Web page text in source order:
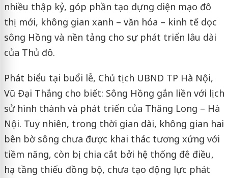
nhiều thập kỷ, góp phần tạo dựng diện mạo đô
thị mới, không gian xanh – văn hóa – kinh tế dọc
sông Hồng và nền tảng cho sự phát triển lâu dài
của Thủ đô.
Phát biểu tại buổi lễ, Chủ tịch UBND TP Hà Nội,
Vũ Đại Thắng cho biết: Sông Hồng gắn liền với lịch
sử hình thành và phát triển của Thăng Long – Hà
Nội. Tuy nhiên, trong thời gian dài, không gian hai
bên bờ sông chưa được khai thác tương xứng với
tiềm năng, còn bị chia cắt bởi hệ thống đê điều,
hạ tầng thiếu đồng bộ, chưa tạo động lực phát